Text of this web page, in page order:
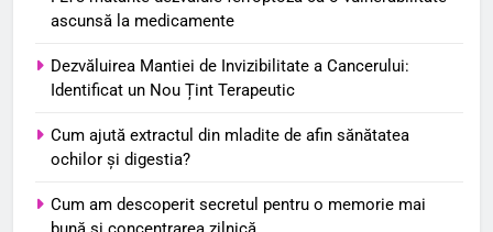
ascunsă la medicamente
Dezvăluirea Mantiei de Invizibilitate a Cancerului:
Identificat un Nou Țint Terapeutic
Cum ajută extractul din mladite de afin sănătatea
ochilor și digestia?
Cum am descoperit secretul pentru o memorie mai